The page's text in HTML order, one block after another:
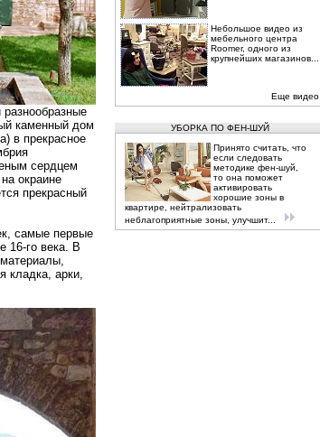
каменный дом
в прекрасное
сердцем
окраине
прекрасный
самые первые
16-го века. В
кладка, арки,
Небольшое видео из
мебельного центра
Roomer, одного из
крупнейших магазинов...
Еще видео
УБОРКА ПО ФЕН-ШУЙ
Принято считать, что
если следовать
методике фен-шуй,
то она поможет
активировать
хорошие зоны в
квартире, нейтрализовать
неблагоприятные зоны, улучшит...